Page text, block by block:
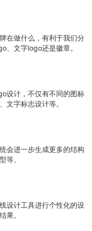
在做什么，有利于我们分
、文字logo还是徽章。
设计，不仅有不同的图标
文字标志设计等。
会进一步生成更多的结构
等。
设计工具进行个性化的设
果。